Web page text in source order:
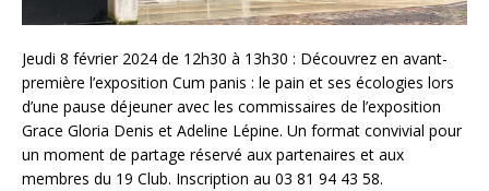
Jeudi 8 février 2024 de 12h30 à 13h30 : Découvrez en avant-
première l’exposition Cum panis : le pain et ses écologies lors
d’une pause déjeuner avec les commissaires de l’exposition
Grace Gloria Denis et Adeline Lépine. Un format convivial pour
un moment de partage réservé aux partenaires et aux
membres du 19 Club. Inscription au 03 81 94 43 58.